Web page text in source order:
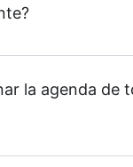
la agenda de